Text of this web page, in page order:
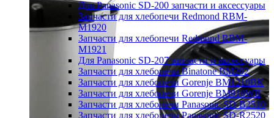
Для Panasonic SD-200 запчасти и аксессуары
Запчасти для хлебопечи Redmond RBM-
M1920
Запчасти для хлебопечи Redmond RBM-
M1921
Для Panasonic SD-207 запчасти и аксессуары
Запчасти для хлебопечи Binatone BM202
Запчасти для хлебопечи Gorenje BM1210BK
Запчасти для хлебопечи Gorenje BM910WII
Запчасти для хлебопечи Panasonic SD-B2510
Запчасти для хлебопечи Panasonic SD-R2520